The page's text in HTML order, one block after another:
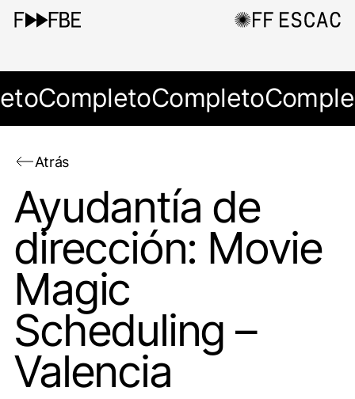
CompletoCompleto
Atrás
Ayudantía de
dirección: Movie
Magic
Scheduling –
Valencia